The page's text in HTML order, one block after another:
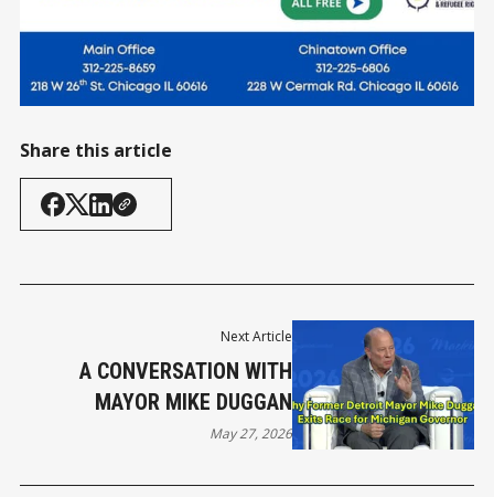
Share this article
Next Article
A CONVERSATION WITH
MAYOR MIKE DUGGAN
May 27, 2026